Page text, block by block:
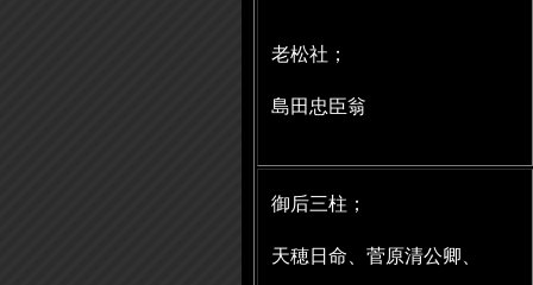
老松社；
島田忠臣翁
御后三柱；
天穂日命、菅原清公卿、